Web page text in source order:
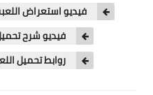
فيديو استعراض
فيديو شرح تحميل
روابط تحميل